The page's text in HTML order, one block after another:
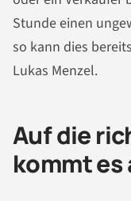
Stunde einen
so kann dies
Lukas Menzel.
Auf die
kommt es